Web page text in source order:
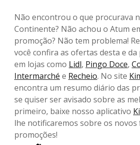
Não encontrou o que procurava
Continente? Não achou o Atum
promoção? Não tem problema!
você confira as ofertas desta e
em lojas como Lidl, Pingo Doce,
Intermarché e Recheio. No site
encontra um resumo diário das
se quiser ser avisado sobre as
primeiro, baixe nosso aplicativo
lhe notificaremos sobre os novos
promoções!